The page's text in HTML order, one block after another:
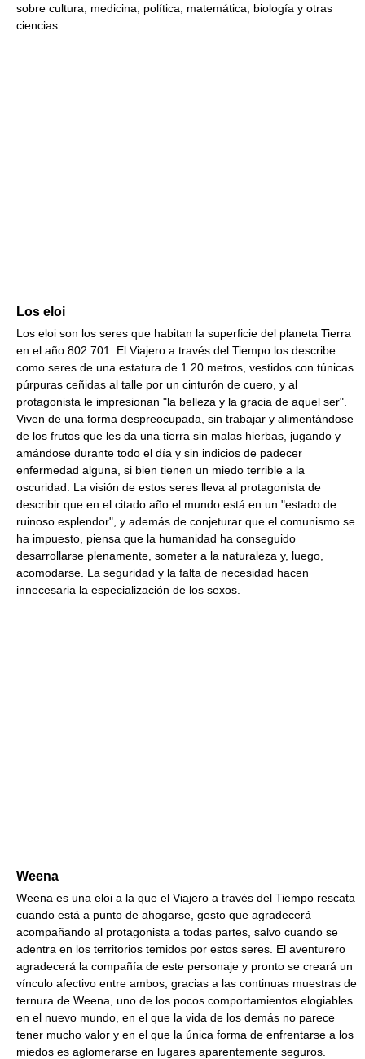
sobre cultura, medicina, política, matemática, biología y otras
ciencias.
Los eloi
Los eloi son los seres que habitan la superficie del planeta Tierra
en el año 802.701. El Viajero a través del Tiempo los describe
como seres de una estatura de 1.20 metros, vestidos con túnicas
púrpuras ceñidas al talle por un cinturón de cuero, y al
protagonista le impresionan "la belleza y la gracia de aquel ser".
Viven de una forma despreocupada, sin trabajar y alimentándose
de los frutos que les da una tierra sin malas hierbas, jugando y
amándose durante todo el día y sin indicios de padecer
enfermedad alguna, si bien tienen un miedo terrible a la
oscuridad. La visión de estos seres lleva al protagonista de
describir que en el citado año el mundo está en un "estado de
ruinoso esplendor", y además de conjeturar que el comunismo se
ha impuesto, piensa que la humanidad ha conseguido
desarrollarse plenamente, someter a la naturaleza y, luego,
acomodarse. La seguridad y la falta de necesidad hacen
innecesaria la especialización de los sexos.
Weena
Weena es una eloi a la que el Viajero a través del Tiempo rescata
cuando está a punto de ahogarse, gesto que agradecerá
acompañando al protagonista a todas partes, salvo cuando se
adentra en los territorios temidos por estos seres. El aventurero
agradecerá la compañía de este personaje y pronto se creará un
vínculo afectivo entre ambos, gracias a las continuas muestras de
ternura de Weena, uno de los pocos comportamientos elogiables
en el nuevo mundo, en el que la vida de los demás no parece
tener mucho valor y en el que la única forma de enfrentarse a los
miedos es aglomerarse en lugares aparentemente seguros.